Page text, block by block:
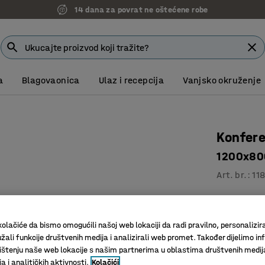
14 dana za povrat ne oštećene robe
Blagovaonica Ulaz i recepcija Vanjsko okruženje
Art. br. :
Visina je
Za
Boja
da bismo omogućili našoj web lokaciji da radi pravilno,
funkcije društvenih medija i analizirali web promet. Također dijelimo
naše web lokacije s našim partnerima u oblastima društvenih
i analitičkih aktivnosti. Kolačići